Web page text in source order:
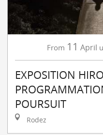
From 11 April
EXPOSITION
POURSUIT
Rodez